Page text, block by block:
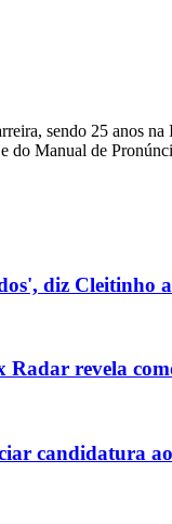
sendo 25 anos
Manual de
diz Cleitinho
Radar revela
candidatura